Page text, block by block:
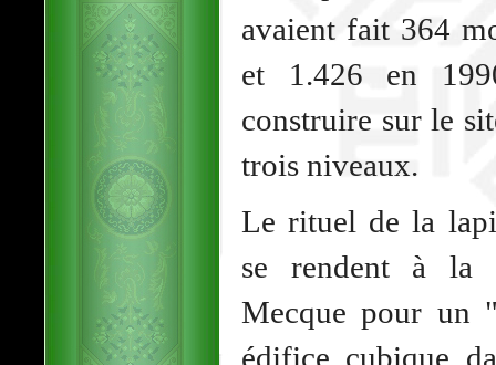
avaient fait 364
et 1.426 en
construire sur le
trois niveaux.
Le rituel de la
se rendent à la
Mecque pour un
édifice cubique